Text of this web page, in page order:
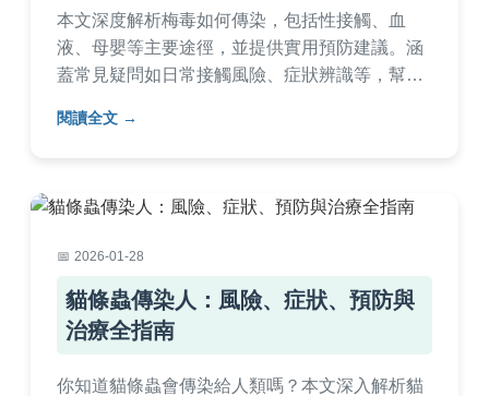
本文深度解析梅毒如何傳染，包括性接觸、血
液、母嬰等主要途徑，並提供實用預防建議。涵
蓋常見疑問如日常接觸風險、症狀辨識等，幫助
基於醫學知識，避免錯誤迷思。
閱讀全文
2026-01-28
貓條蟲傳染人：風險、症狀、預防與
治療全指南
你知道貓條蟲會傳染給人類嗎？本文深入解析貓